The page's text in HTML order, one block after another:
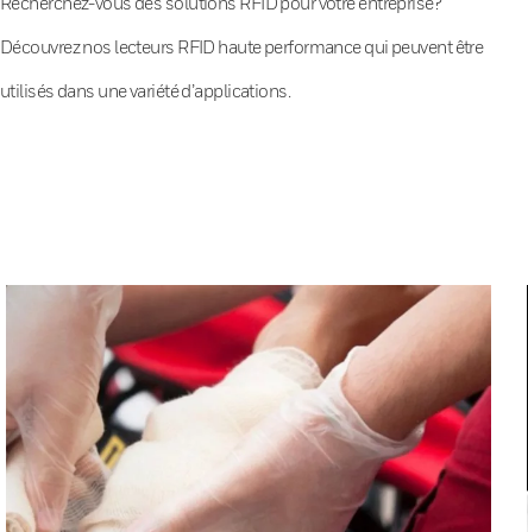
Découvrez nos lecteurs RFID haute performance qui peuvent être
utilisés dans une variété d’applications.